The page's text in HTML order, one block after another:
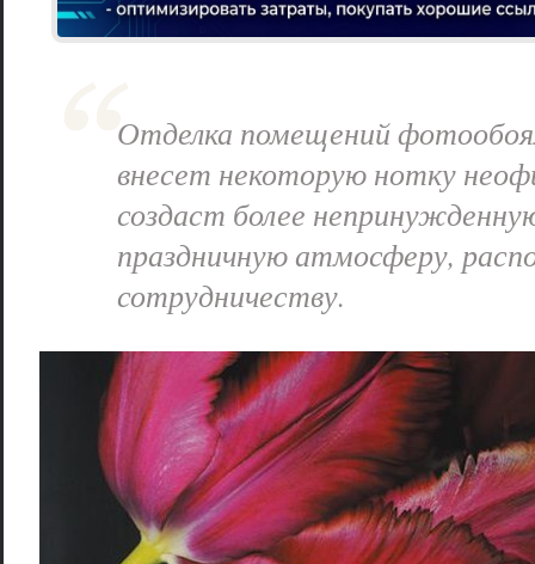
Отделка помещений
внесет некоторую нотку
создаст более
праздничную атмосферу,
сотрудничеству.